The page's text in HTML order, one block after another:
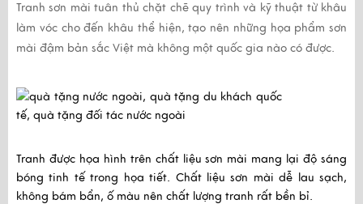
Tranh sơn mài tuân thủ chặt chẽ quy trình và kỹ thuật từ khâu
làm vóc cho đến khâu thể hiện, tạo nên những họa phẩm sơn
mài đậm bản sắc Việt mà không một quốc gia nào có được.
Tranh được họa hình trên chất liệu sơn mài mang lại độ sáng
bóng tinh tế trong họa tiết. Chất liệu sơn mài dễ lau sạch,
không bám bẩn, ố màu nên chất lượng tranh rất bền bỉ.